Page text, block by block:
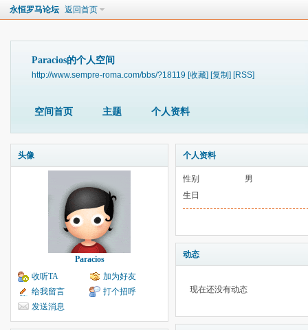
永恒罗马论坛 返回首页
Paracios的个人空间
http://www.sempre-roma.com/bbs/?18119 [收藏] [复制] [RSS]
空间首页 主题 个人资料
头像
Paracios
收听TA
加为好友
给我留言
打个招呼
发送消息
个人资料
性别
男
生日
动态
现在还没有动态